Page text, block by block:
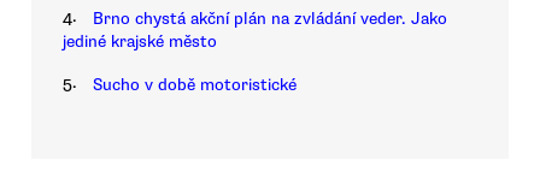
4.
Brno chystá akční plán na zvládání veder. Jako
jediné krajské město
5. Sucho v době motoristické